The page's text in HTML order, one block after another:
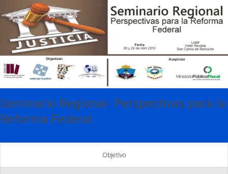
Seminario Regional- Perspectivas para la
Reforma Federal
Objetivo